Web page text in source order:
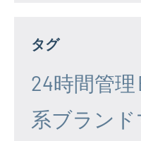
タグ
24時間管理
系ブラン